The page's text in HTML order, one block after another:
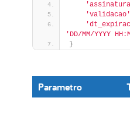
'validacao'
'DD/MM/YYYY
}
Parametro